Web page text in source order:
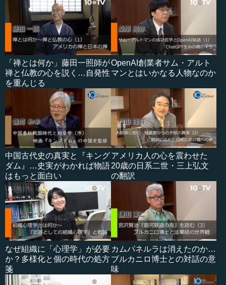
「禅とは何か」藤田一照師が
禅と仏教の心を説く…自発性
を重んじる
OpenAI創業者サム・アルト
マンとはいかなる人物なのか
中国古代史の真実と『キング
ダム』…史実がわかれば物語
はもっと面白い
アメリカ人の心を震わせた
20歳の日系二世・三上弘文
の翻訳
なぜ組織に「心理学」が必要
か？多様化と個の時代の処方
箋
カムパネルラは消えたのか…
ブルカニロ博士との対話の意
味